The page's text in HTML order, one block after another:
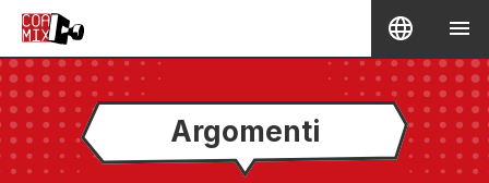
Argomenti